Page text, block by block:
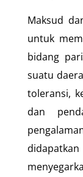
Maksud
untuk
bidang
suatu
toleransi,
dan